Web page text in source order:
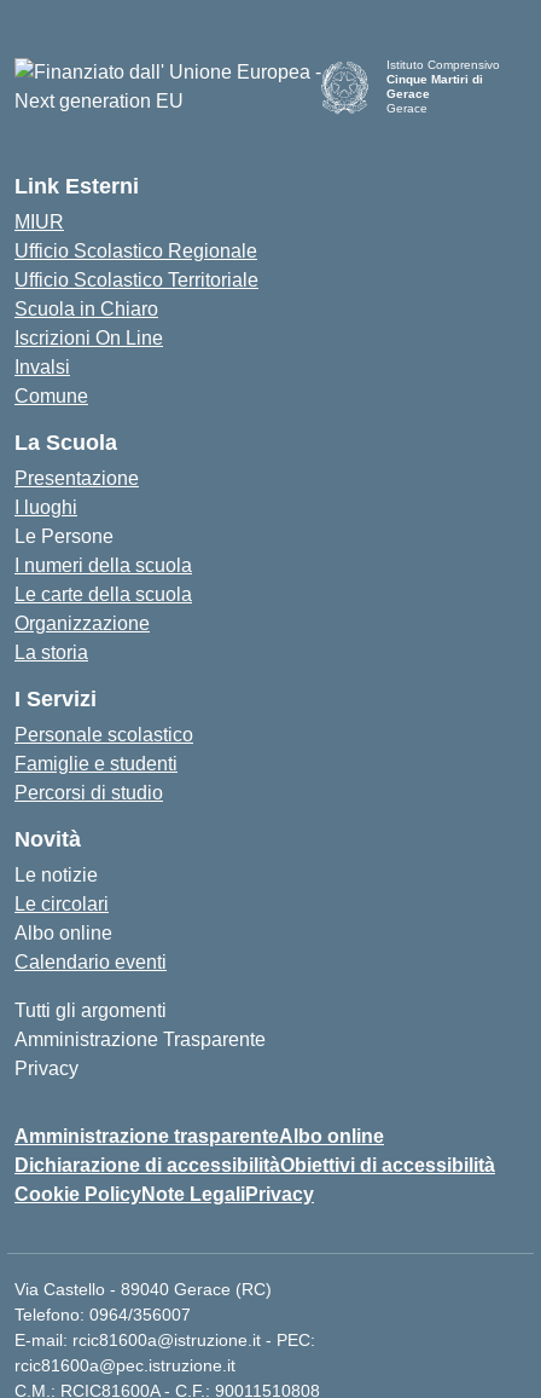
Istituto Comprensivo
Cinque Martiri di
Gerace
Gerace
Link Esterni
MIUR
Ufficio Scolastico Regionale
Ufficio Scolastico Territoriale
Scuola in Chiaro
Iscrizioni On Line
Invalsi
Comune
La Scuola
Presentazione
I luoghi
Le Persone
I numeri della scuola
Le carte della scuola
Organizzazione
La storia
I Servizi
Personale scolastico
Famiglie e studenti
Percorsi di studio
Novità
Le notizie
Le circolari
Albo online
Calendario eventi
Tutti gli argomenti
Amministrazione Trasparente
Privacy
Amministrazione trasparenteAlbo online
Dichiarazione di accessibilitàObiettivi di accessibilità
Cookie PolicyNote LegaliPrivacy
Via Castello - 89040 Gerace (RC)
Telefono: 0964/356007
E-mail: rcic81600a@istruzione.it - PEC:
rcic81600a@pec.istruzione.it
C.M.: RCIC81600A - C.F.: 90011510808